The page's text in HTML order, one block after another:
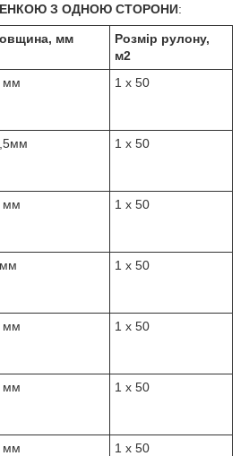
З ОДНОЮ СТОРОНИ:
мм
Розмір рулону,
м2
мм 1 х 50
1 х 50
мм 1 х 50
1 х 50
мм 1 х 50
мм 1 х 50
мм 1 х 50